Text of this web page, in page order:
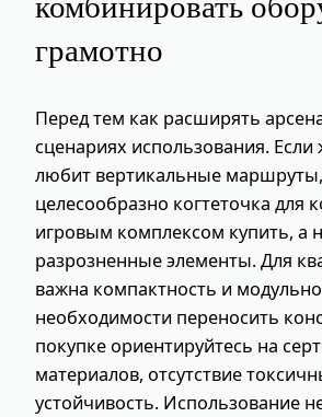
грамотно
Перед тем как расширять
сценариях использования.
любит вертикальные маршруты,
целесообразно когтеточка для
игровым комплексом купить, а
разрозненные элементы. Для
важна компактность и
необходимости переносить
покупке ориентируйтесь на
материалов, отсутствие
устойчивость. Использование